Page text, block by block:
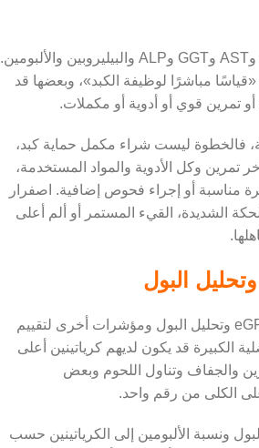
قد تشمل لوحة الكبد ALT وAST وGGT وALP والبيليروبين والألبومين.
مباشرًا لوظيفة الكبد»، وبعضها قد
تمرين قوي أو أدوية أو مكملات.
فالخطوة ليست شراء مكمل حماية كبد،
تمرين وكل الأدوية والمواد المستخدمة،
مناسبة أو إجراء فحوص إضافية. اصفرار
الشديدة، القيء المستمر أو ألم أعلى
يُستخدم الكرياتينين مع eGFR وتحليل البول ومؤشرات أخرى لتقييم
الكبيرة قد يكون لديهم كرياتينين أعلى
والجفاف وتناول اللحوم وبعض
الكلى من رقم واحد.
ونسبة الألبومين إلى الكرياتينين حسب